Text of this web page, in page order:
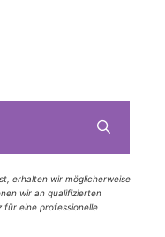
erhalten wir möglicherweise
wir an qualifizierten
für eine professionelle